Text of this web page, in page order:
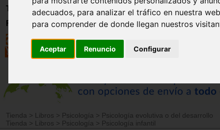
adecuados, para analizar el tráfico en nuestra
para comprender de donde llegan nuestros
Aceptar Renuncio Configurar
Trabajo
Registro
Tienda > Libros > Psicología > Psicología evolutiva o del desarrollo
Tienda
> Libros > Psicología > Psicología infantil